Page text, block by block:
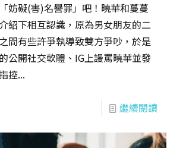
妨礙(害)名譽罪」吧！曉華和蔓蔓
紹下相互認識，原為男女朋友的二
間有些許爭執導致雙方爭吵，於是
公開社交軟體、IG上謾罵曉華並發
控...
繼續閱讀